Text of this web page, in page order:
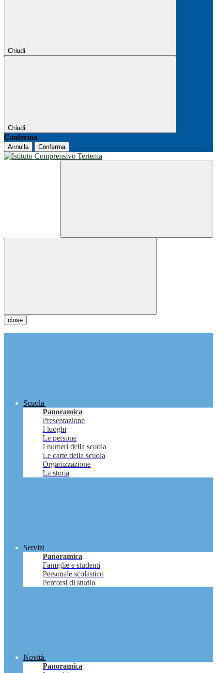
Chiudi
Chiudi
Conferma
Annulla Conferma
close
Scuola
Panoramica
Presentazione
I luoghi
Le persone
I numeri della scuola
Le carte della scuola
Organizzazione
La storia
Servizi
Panoramica
Famiglie e studenti
Personale scolastico
Percorsi di studio
Novità
Panoramica